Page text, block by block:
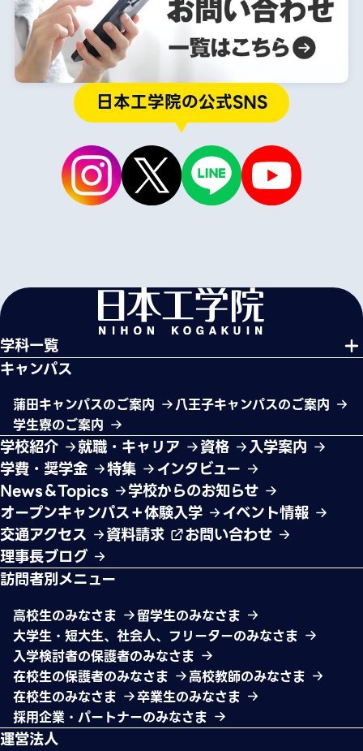
日本工学院の公式SNS
学科一覧
キャンパス
蒲田キャンパスのご案内
八王子キャンパスのご案内
学生寮のご案内
学校紹介 就職・キャリア 資格
入学案内
学費・奨学金
特集
インタビュー
News＆Topics
学校からのお知らせ
オープンキャンパス＋体験入学
イベント情報
交通アクセス
資料請求
お問い合わせ
理事長ブログ
訪問者別メニュー
高校生のみなさま
留学生のみなさま
大学生・短大生、社会人、フリーターのみなさま
入学検討者の保護者のみなさま
在校生の保護者のみなさま
高校教師のみなさま
在校生のみなさま
卒業生のみなさま
採用企業・パートナーのみなさま
運営法人